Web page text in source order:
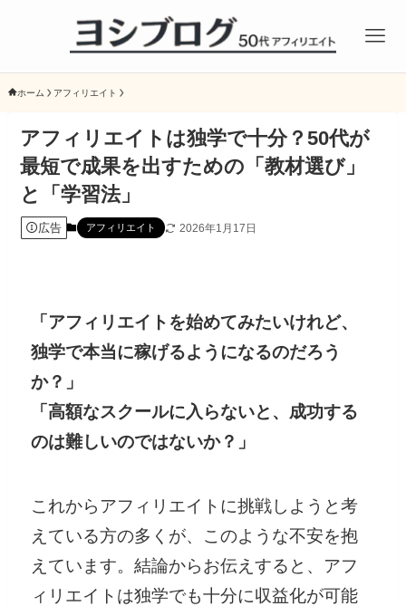
ホーム アフィリエイト
アフィリエイトは独学で十分？50代が
最短で成果を出すための「教材選び」
と「学習法」
広告 アフィリエイト 2026年1月17日
「アフィリエイトを始めてみたいけれど、
独学で本当に稼げるようになるのだろう
か？」
「高額なスクールに入らないと、成功する
のは難しいのではないか？」
これからアフィリエイトに挑戦しようと考
えている方の多くが、このような不安を抱
えています。結論からお伝えすると、アフ
ィリエイトは独学でも十分に収益化が可能